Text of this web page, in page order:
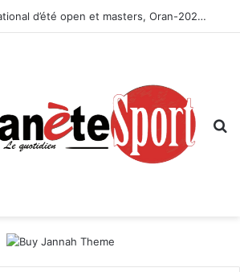
Championnat national d’été open et masters, Oran-2026 — Le CRB s’adjuge le titre